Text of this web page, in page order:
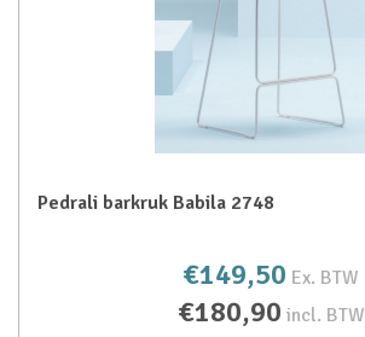
Pedrali barkruk Babila 2748
€149,50 Ex. BTW
€180,90 incl. BTW